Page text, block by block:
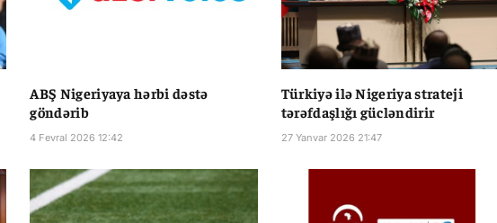
ABŞ Nigeriyaya hərbi dəstə
göndərib
4 Fevral 2026 12:42
Türkiyə ilə Nigeriya strateji
tərəfdaşlığı gücləndirir
27 Yanvar 2026 21:47